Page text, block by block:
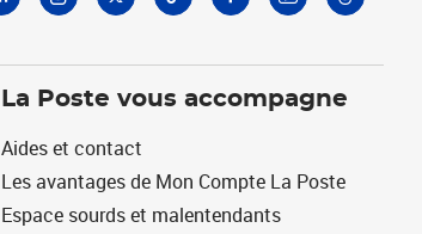
La Poste vous accompagne
Aides et contact
Les avantages de Mon Compte La Poste
Espace sourds et malentendants